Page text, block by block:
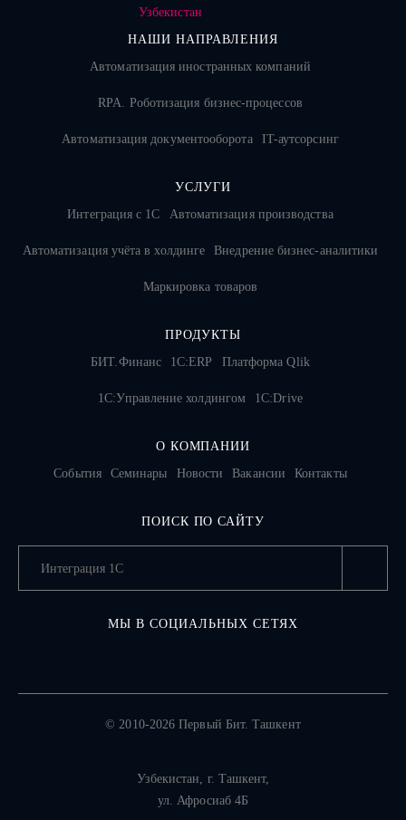
НАШИ НАПРАВЛЕНИЯ
Автоматизация иностранных компаний
RPA. Роботизация бизнес-процессов
Автоматизация документооборота IT-аутсорсинг
УСЛУГИ
Интеграция с 1С
Автоматизация производства
Автоматизация учёта в холдинге Внедрение бизнес-аналитики
Маркировка товаров
ПРОДУКТЫ
БИТ.Финанс
1С:ERP Платформа Qlik
1С:Управление холдингом 1C:Drive
О КОМПАНИИ
События
Семинары Новости Вакансии Контакты
ПОИСК ПО САЙТУ
МЫ В СОЦИАЛЬНЫХ СЕТЯХ
© 2010-2026 Первый Бит. Ташкент
Узбекистан, г. Ташкент,
ул. Афросиаб 4Б